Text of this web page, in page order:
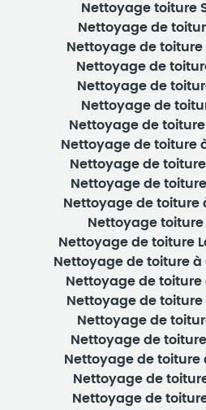
Nettoyage toiture
Nettoyage de
Nettoyage de toiture
Nettoyage de
Nettoyage de
Nettoyage de
Nettoyage de toiture
Nettoyage de toiture
Nettoyage de
Nettoyage de
Nettoyage de toiture
Nettoyage toiture
Nettoyage de toiture
Nettoyage de toiture
Nettoyage de toiture
Nettoyage de
Nettoyage de
Nettoyage de
Nettoyage de toiture
Nettoyage de
Nettoyage de